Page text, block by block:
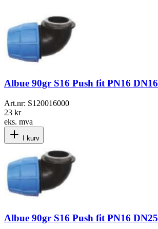
Albue 90gr S16 Push fit PN16 DN16
Art.nr: S120016000
23 kr
eks. mva
I kurv
Albue 90gr S16 Push fit PN16 DN25